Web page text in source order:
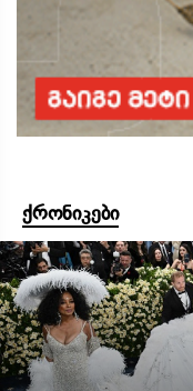
ქრონიკები